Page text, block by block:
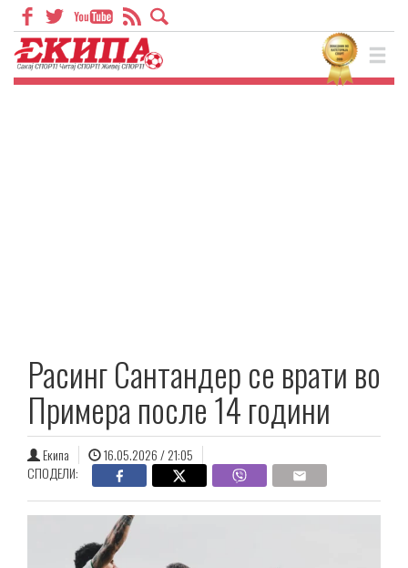
Расинг Сантандер се врати во
Примера после 14 години
Екипа
16.05.2026 / 21:05
СПОДЕЛИ: